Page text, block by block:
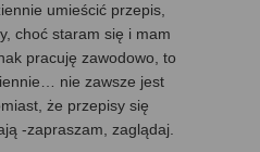
umieścić przepis,
choć staram się i mam
pracuję zawodowo, to
nie zawsze jest
że przepisy się
-zapraszam, zaglądaj.